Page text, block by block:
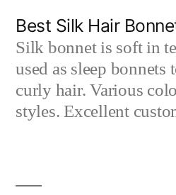
contenido
Best Silk Hair
Silk bonnet is soft in
used as sleep
curly hair. Various
styles. Excellent